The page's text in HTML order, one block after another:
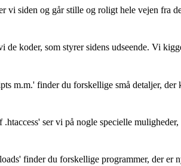
vi siden og går stille og roligt hele vejen fra
de koder, som styrer sidens udseende. Vi
m.m.' finder du forskellige små detaljer,
ser vi på nogle specielle
finder du forskellige programmer, der er